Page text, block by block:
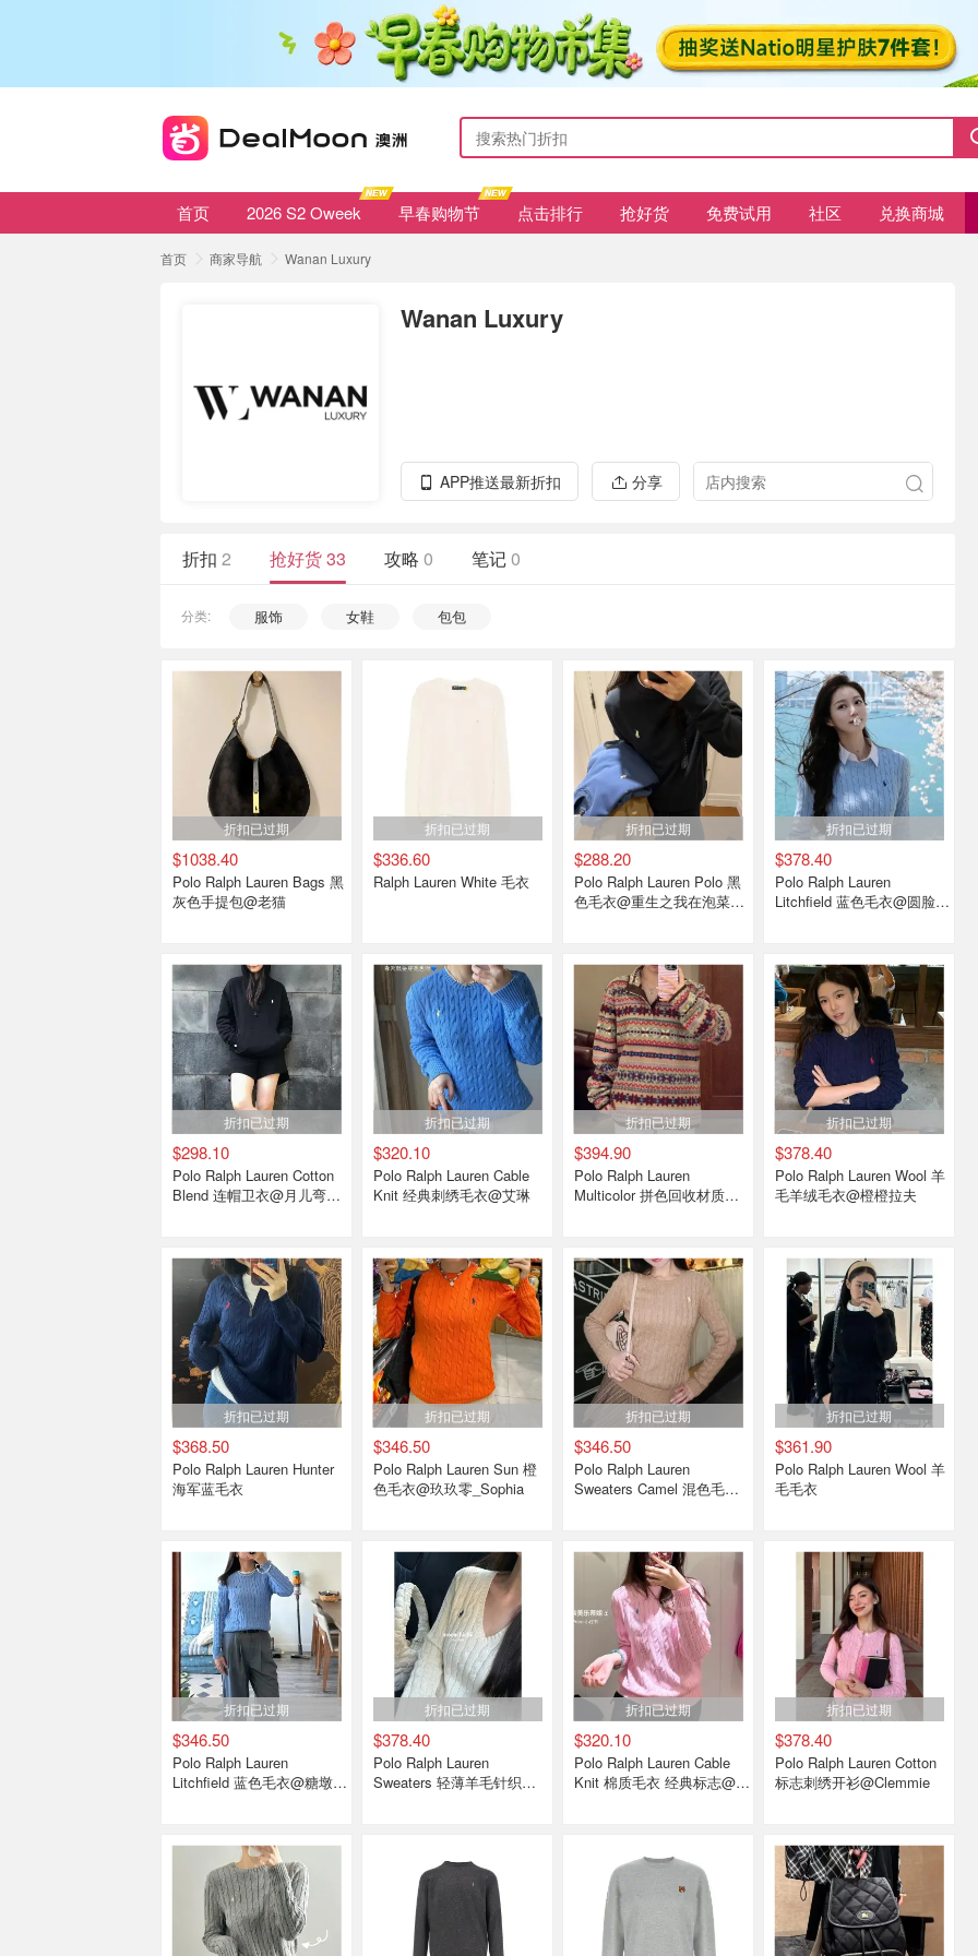
首页 2026 S2 Oweek 早春购物节 点击排行 抢好货 免费试用 社区 兑换商城
首页 商家导航 Wanan Luxury
Wanan Luxury
APP推送最新折扣 分享
折扣 2 抢好货33 攻略 0 笔记0
分类: 服饰 女鞋 包包
折扣已过期
$1038.40
Polo Ralph Lauren Bags 黑
灰色手提包@老猫
折扣已过期
$336.60
Ralph Lauren White 毛衣
折扣已过期
$288.20
Polo Ralph Lauren Polo 黑
色毛衣@重生之我在泡菜国
折扣已过期
$378.40
Polo Ralph Lauren
Litchfield 蓝色毛衣@圆脸小
折扣已过期
$298.10
Polo Ralph Lauren Cotton
Blend 连帽卫衣@月儿弯弯
折扣已过期
$320.10
Polo Ralph Lauren Cable
Knit 经典刺绣毛衣@艾琳
折扣已过期
$394.90
Polo Ralph Lauren
Multicolor 拼色回收材质卫
折扣已过期
$378.40
Polo Ralph Lauren Wool 羊
毛羊绒毛衣@橙橙拉夫
折扣已过期
$368.50
Polo Ralph Lauren Hunter
海军蓝毛衣
折扣已过期
$346.50
Polo Ralph Lauren Sun 橙
色毛衣@玖玖零_Sophia
折扣已过期
$346.50
Polo Ralph Lauren
Sweaters Camel 混色毛衣
折扣已过期
$361.90
Polo Ralph Lauren Wool 羊
毛毛衣
折扣已过期
$346.50
Polo Ralph Lauren
Litchfield 蓝色毛衣@糖墩儿
折扣已过期
$378.40
Polo Ralph Lauren
Sweaters 轻薄羊毛针织衫
折扣已过期
$320.10
Polo Ralph Lauren Cable
Knit 棉质毛衣 经典标志@艾
折扣已过期
$378.40
Polo Ralph Lauren Cotton
标志刺绣开衫@Clemmie